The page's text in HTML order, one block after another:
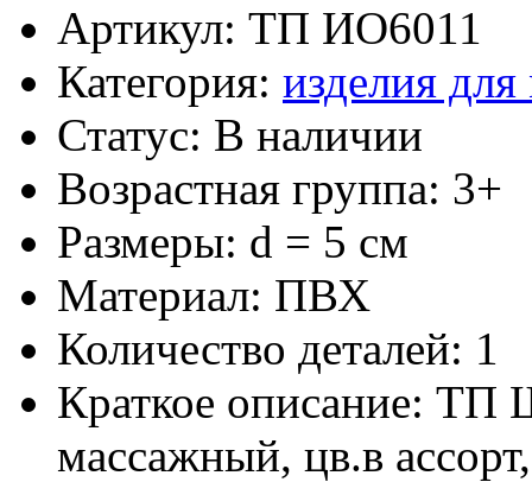
Артикул: ТП ИО6011
Категория: изделия
Статус: В наличии
Возрастная группа: 3+
Размеры: d = 5 см
Материал: ПВХ
Количество деталей: 1
Краткое описание:
массажный, цв.в